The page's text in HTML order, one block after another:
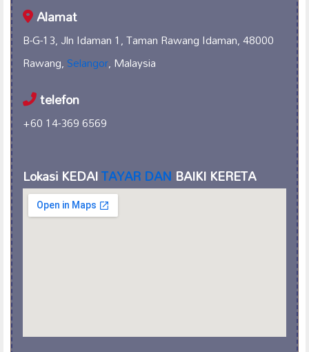
Alamat
B-G-13, Jln Idaman 1, Taman Rawang Idaman, 48000
Rawang,Selangor, Malaysia
telefon
+60 14-369 6569
Lokasi KEDAITAYAR DAN BAIKI KERETA